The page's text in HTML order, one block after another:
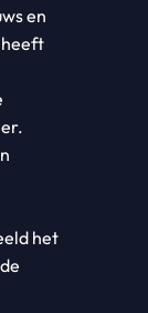
en
heeft
het